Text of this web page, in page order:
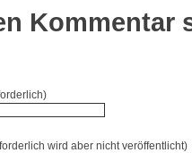
Kommentar
wird aber nicht veröffentlicht)